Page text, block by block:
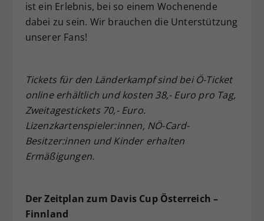
ist ein Erlebnis, bei so einem Wochenende
dabei zu sein. Wir brauchen die Unterstützung
unserer Fans!
Tickets für den Länderkampf sind bei Ö-Ticket
online erhältlich und kosten 38,- Euro pro Tag,
Zweitagestickets 70,- Euro.
Lizenzkartenspieler:innen, NÖ-Card-
Besitzer:innen und Kinder erhalten
Ermäßigungen.
Der Zeitplan zum Davis Cup Österreich –
Finnland